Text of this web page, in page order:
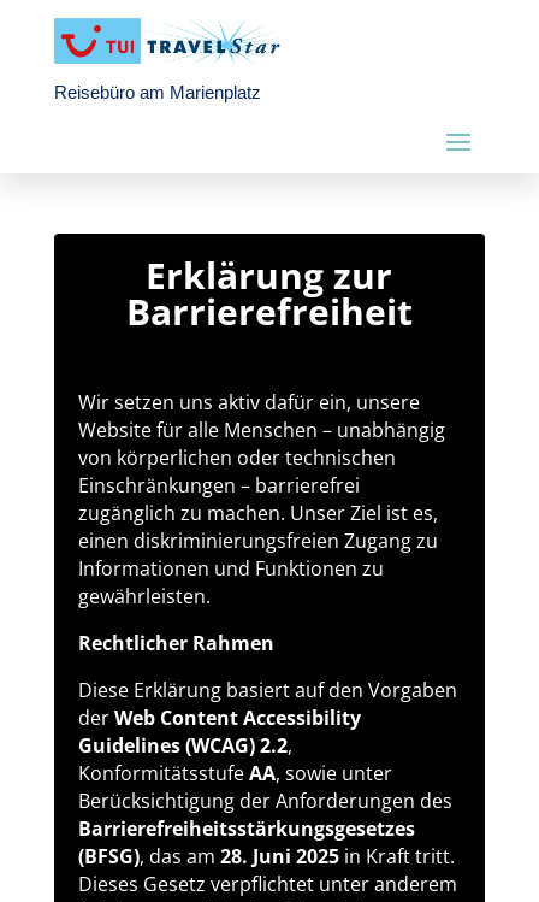
Reisebüro am Marienplatz
Erklärung zur
Barrierefreiheit
Wir setzen uns aktiv dafür ein, unsere
Website für alle Menschen – unabhängig
von körperlichen oder technischen
Einschränkungen – barrierefrei
zugänglich zu machen. Unser Ziel ist es,
einen diskriminierungsfreien Zugang zu
Informationen und Funktionen zu
gewährleisten.
Rechtlicher Rahmen
Diese Erklärung basiert auf den Vorgaben
derWeb Content Accessibility
Guidelines (WCAG) 2.2,
KonformitätsstufeAA, sowie unter
Berücksichtigung der Anforderungen des
Barrierefreiheitsstärkungsgesetzes
(BFSG), das am 28. Juni 2025in Kraft tritt.
Dieses Gesetz verpflichtet unter anderem